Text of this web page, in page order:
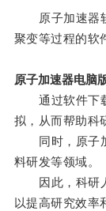
原子加速器软
聚变等过程的软
原子加速器电脑
通过软件下载
拟，从而帮助科
同时，原子加
料研发等领域。
因此，科研人
以提高研究效率